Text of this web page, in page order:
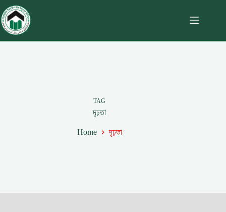
TAG
দৃঢ়তা
Home দৃঢ়তা